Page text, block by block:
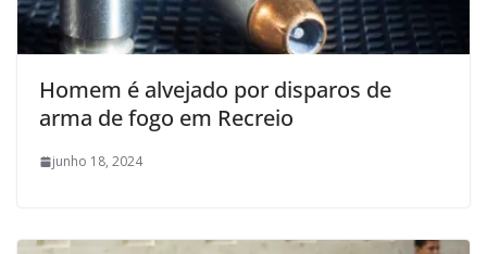
Homem é alvejado por disparos de
arma de fogo em Recreio
junho 18, 2024